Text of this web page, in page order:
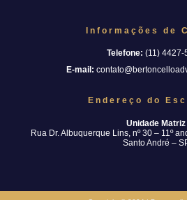
Informações de
Telefone: (11) 4427-
E-mail:
Endereço do
Unidade Matriz
Rua Dr. Albuquerque Lins, nº 30 – 11º
Santo André –